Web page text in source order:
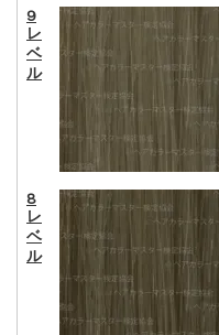
9
レ
ベ
ル
8
レ
ベ
ル